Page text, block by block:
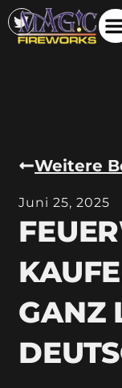
Weitere
Juni 25, 2025
GANZ